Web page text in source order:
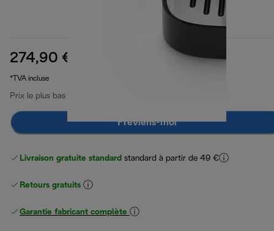
274,90 € prix original 449,90 €
*TVA incluse
Prix le plus bas 30 derniers jours
Préviens-moi
Livraison gratuite standard standard à partir de 49 €
Retours gratuits
Garantie fabricant complète